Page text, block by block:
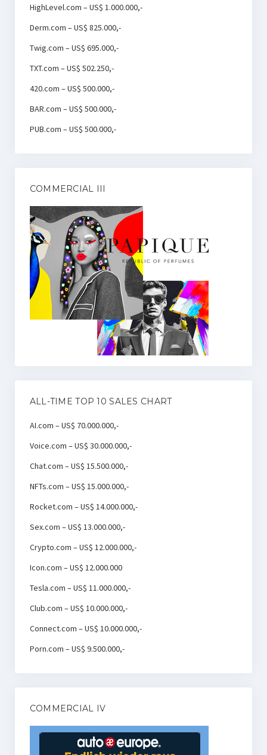
HighLevel.com – US$ 1.000.000,-
Derm.com – US$ 825.000,-
Twig.com – US$ 695.000,-
TXT.com – US$ 502.250,-
420.com – US$ 500.000,-
BAR.com – US$ 500.000,-
PUB.com – US$ 500.000,-
COMMERCIAL III
ALL-TIME TOP 10 SALES CHART
AI.com – US$ 70.000.000,-
Voice.com – US$ 30.000.000,-
Chat.com – US$ 15.500.000,-
NFTs.com – US$ 15.000.000,-
Rocket.com – US$ 14.000.000,-
Sex.com – US$ 13.000.000,-
Crypto.com – US$ 12.000.000,-
Icon.com – US$ 12.000.000
Tesla.com – US$ 11.000.000,-
Club.com – US$ 10.000.000,-
Connect.com – US$ 10.000.000,-
Porn.com – US$ 9.500.000,-
COMMERCIAL IV